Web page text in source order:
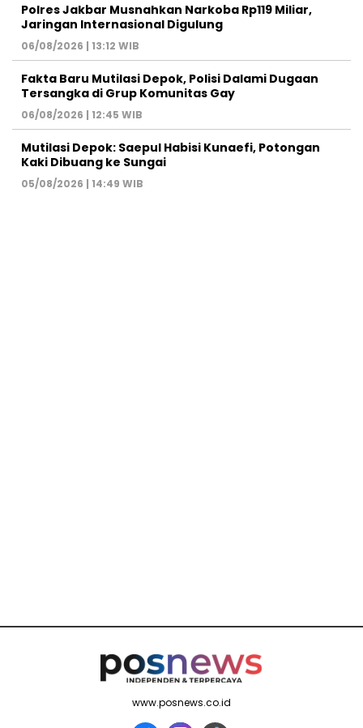
Polres Jakbar Musnahkan Narkoba Rp119 Miliar,
Jaringan Internasional Digulung
06/08/2026 | 13:12 WIB
Fakta Baru Mutilasi Depok, Polisi Dalami Dugaan
Tersangka di Grup Komunitas Gay
06/08/2026 | 12:45 WIB
Mutilasi Depok: Saepul Habisi Kunaefi, Potongan
Kaki Dibuang ke Sungai
05/08/2026 | 14:49 WIB
www.posnews.co.id